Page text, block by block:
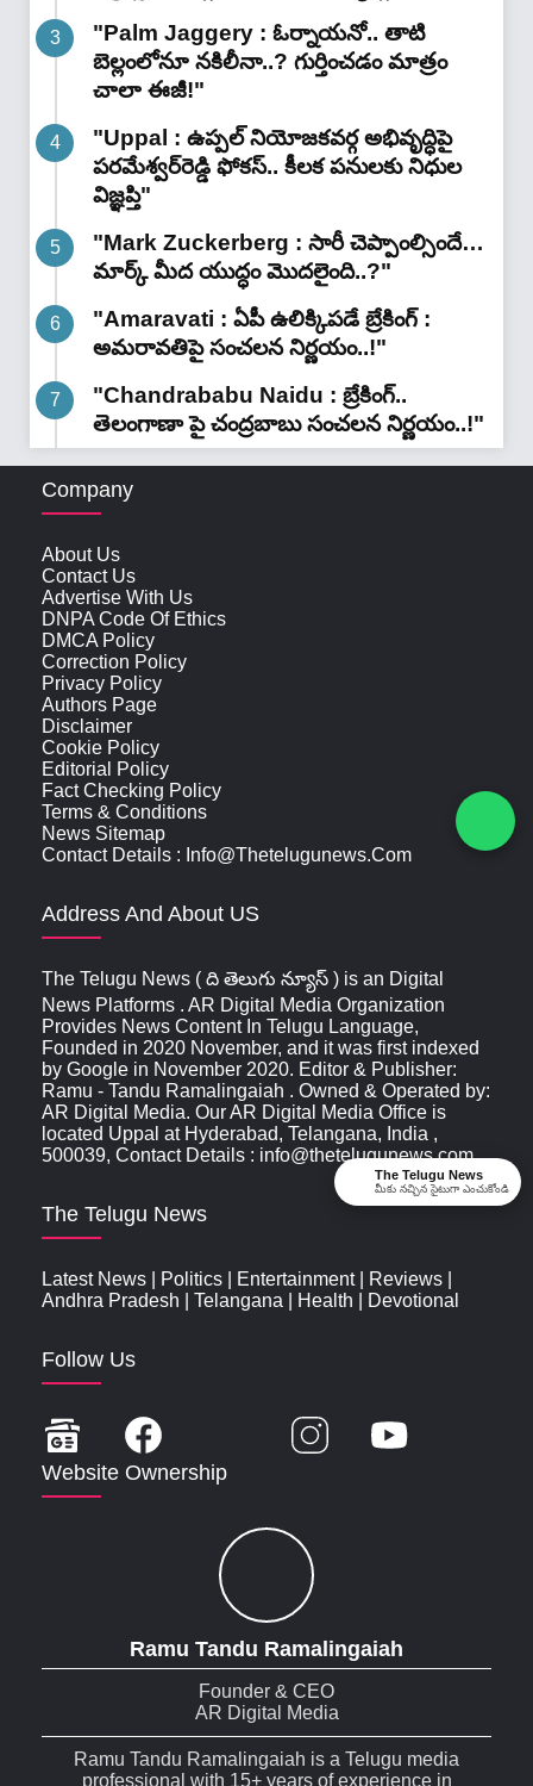
"Palm Jaggery : ఓర్నాయనో.. తాటి
బెల్లంలోనూ నకిలీనా..? గుర్తించడం మాత్రం
చాలా ఈజీ!"
"Uppal : ఉప్పల్ నియోజకవర్గ అభివృద్ధిపై
పరమేశ్వర్‌రెడ్డి ఫోకస్.. కీలక పనులకు నిధుల
విజ్ఞప్తి"
"Mark Zuckerberg : సారీ చెప్పాంల్సిందే…
మార్క్ మీద యుద్ధం మొదలైంది..?"
"Amaravati : ఏపీ ఉలిక్కిపడే బ్రేకింగ్ :
అమరావతిపై సంచలన నిర్ణయం..!"
"Chandrababu Naidu : బ్రేకింగ్..
తెలంగాణా పై చంద్రబాబు సంచలన నిర్ణయం..!"
Company
About Us
Contact Us
Advertise With Us
DNPA Code Of Ethics
DMCA Policy
Correction Policy
Privacy Policy
Authors Page
Disclaimer
Cookie Policy
Editorial Policy
Fact Checking Policy
Terms & Conditions
News Sitemap
Contact Details : Info@thetelugunews.com
Address And About US
The Telugu News ( ది తెలుగు న్యూస్‌ ) is an Digital
News Platforms . AR Digital Media Organization
Provides News Content In Telugu Language,
Founded in 2020 November, and it was first indexed
by Google in November 2020. Editor & Publisher:
Ramu - Tandu Ramalingaiah . Owned & Operated by:
AR Digital Media. Our AR Digital Media Office is
located Uppal at Hyderabad, Telangana, India ,
500039, Contact Details : info@thetelugunews.com
The Telugu News
Latest News Politics Entertainment| Reviews
Andhra Pradesh
Telangana Health Devotional
Follow Us
Website Ownership
Ramu Tandu Ramalingaiah
Founder & CEO
AR Digital Media
Ramu Tandu Ramalingaiah is a Telugu media
professional with 15+ years of experience in
The Telugu News
మీకు నచ్చిన సైటుగా ఎంచుకోండి